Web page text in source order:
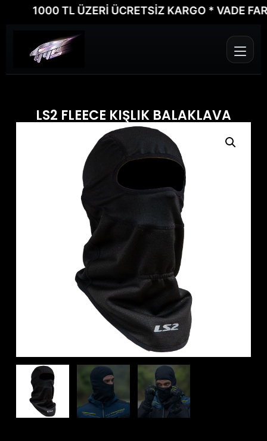
1000 TL ÜZERİ ÜCRETSİZ KARGO * VADE
LS2 FLEECE KIŞLIK BALAKLAVA